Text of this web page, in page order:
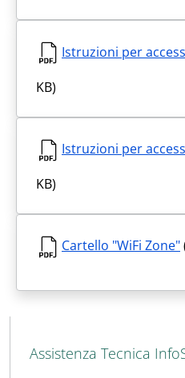
Istruzioni per
KB)
Istruzioni per
KB)
Cartello "WiFi Zone"
MAIN NAVIGATION
Assistenza Tecnica